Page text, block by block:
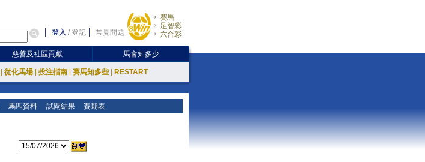
登入 /登記 常見問題
賽馬
足智彩
六合彩
慈善及社區貢獻 馬會知多少
從化馬場 投注指南 賽馬知多些 RESTART
馬匹資料 試閘結果 賽期表